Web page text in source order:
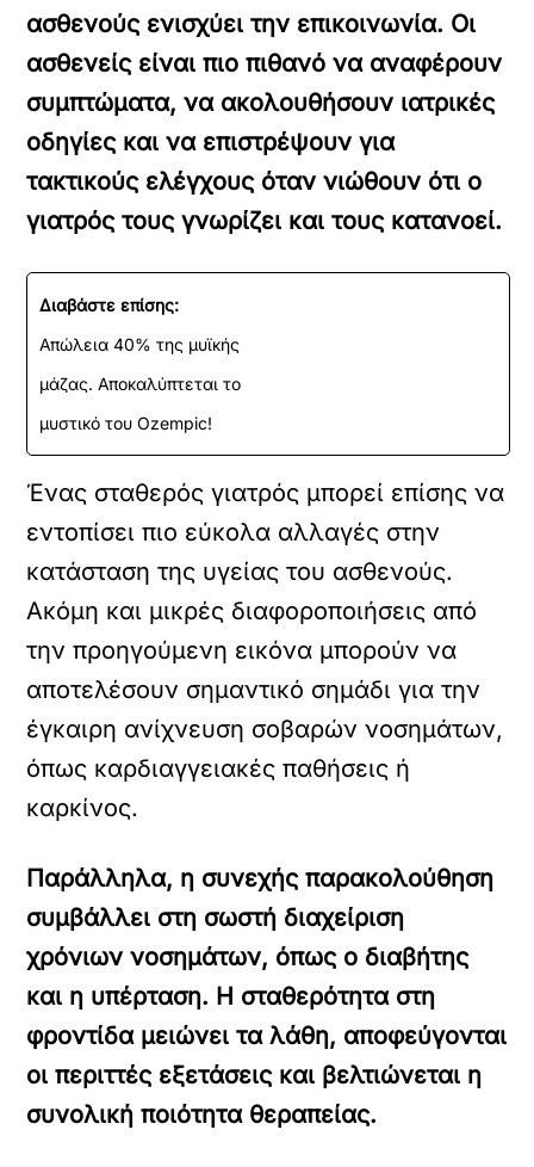
ασθενούς ενισχύει την επικοινωνία. Οι
ασθενείς είναι πιο πιθανό να αναφέρουν
συμπτώματα, να ακολουθήσουν ιατρικές
οδηγίες και να επιστρέψουν για
τακτικούς ελέγχους όταν νιώθουν ότι ο
γιατρός τους γνωρίζει και τους κατανοεί.
Διαβάστε επίσης:
Απώλεια 40% της μυϊκής
μάζας. Αποκαλύπτεται το
μυστικό του Ozempic!
Ένας σταθερός γιατρός μπορεί επίσης να
εντοπίσει πιο εύκολα αλλαγές στην
κατάσταση της υγείας του ασθενούς.
Ακόμη και μικρές διαφοροποιήσεις από
την προηγούμενη εικόνα μπορούν να
αποτελέσουν σημαντικό σημάδι για την
έγκαιρη ανίχνευση σοβαρών νοσημάτων,
όπως καρδιαγγειακές παθήσεις ή
καρκίνος.
Παράλληλα, η συνεχής παρακολούθηση
συμβάλλει στη σωστή διαχείριση
χρόνιων νοσημάτων, όπως ο διαβήτης
και η υπέρταση. Η σταθερότητα στη
φροντίδα μειώνει τα λάθη, αποφεύγονται
οι περιττές εξετάσεις και βελτιώνεται η
συνολική ποιότητα θεραπείας.